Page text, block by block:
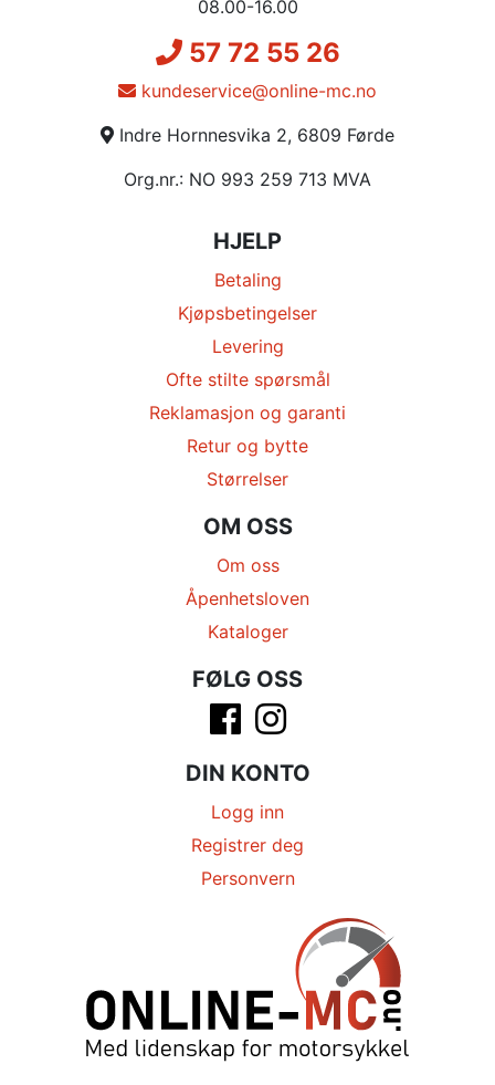
08.00-16.00
57 72 55 26
kundeservice@online-mc.no
Indre Hornnesvika 2, 6809 Førde
Org.nr.: NO 993 259 713 MVA
HJELP
Betaling
Kjøpsbetingelser
Levering
Ofte stilte spørsmål
Reklamasjon og garanti
Retur og bytte
Størrelser
OM OSS
Om oss
Åpenhetsloven
Kataloger
FØLG OSS
DIN KONTO
Logg inn
Registrer deg
Personvern